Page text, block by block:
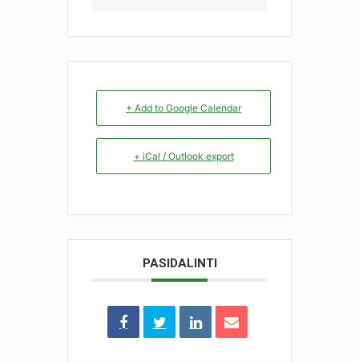
+ Add to Google Calendar
+ iCal / Outlook export
PASIDALINTI